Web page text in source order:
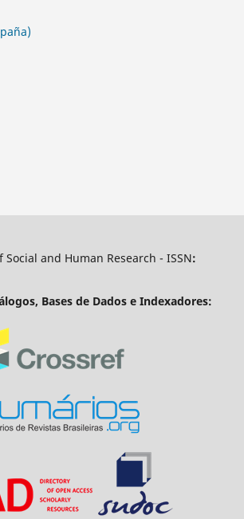
Social and Human Research - ISSN:
Bases de Dados e Indexadores: